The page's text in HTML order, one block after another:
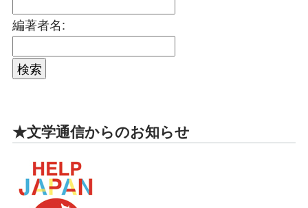
編著者名:
★文学通信からのお知らせ